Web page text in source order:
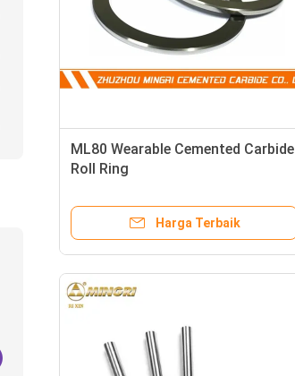
ML80 Wearable Cemented Carbide
Roll Ring
Harga Terbaik